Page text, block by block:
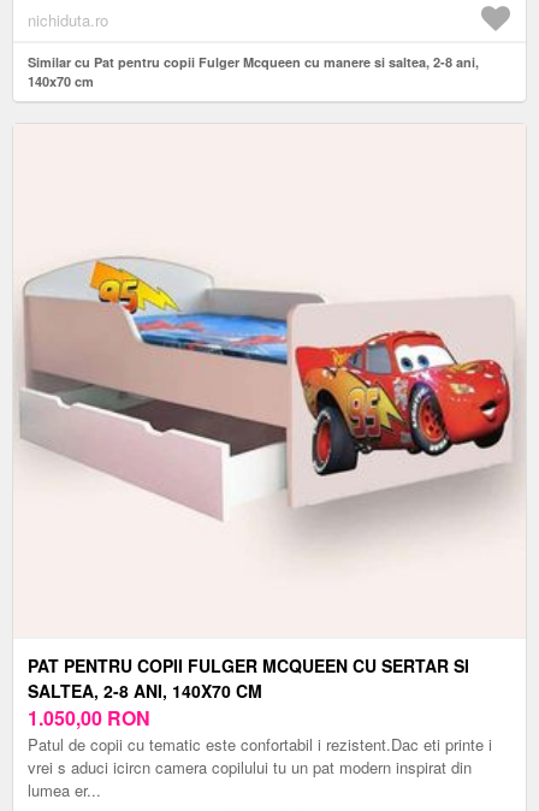
nichiduta.ro
Similar cu Pat pentru copii Fulger Mcqueen cu manere si saltea, 2-8 ani,
140x70 cm
PAT PENTRU COPII FULGER MCQUEEN CU SERTAR SI
SALTEA, 2-8 ANI, 140X70 CM
1.050,00 RON
Patul de copii cu tematic este confortabil i rezistent.Dac eti printe i
vrei s aduci icircn camera copilului tu un pat modern inspirat din
lumea er...